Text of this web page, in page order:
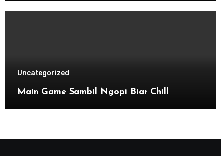
Uncategorized
Main Game Sambil Ngopi Biar Chill